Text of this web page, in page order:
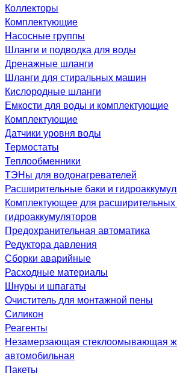
Коллекторы
Комплектующие
Насосные группы
Шланги и подводка для воды
Дренажные шланги
Шланги для стиральных машин
Кислородные шланги
Емкости для воды и комплектующие
Комплектующие
Датчики уровня воды
Термостаты
Теплообменники
ТЭНы для водонагревателей
Расширительные баки и
Комплектующее для расширительных
гидроаккумуляторов
Предохранительная автоматика
Редуктора давления
Сборки аварийные
Расходные материалы
Шнуры и шпагаты
Очиститель для монтажной пены
Силикон
Реагенты
Незамерзающая стеклоомывающая
автомобильная
Пакеты